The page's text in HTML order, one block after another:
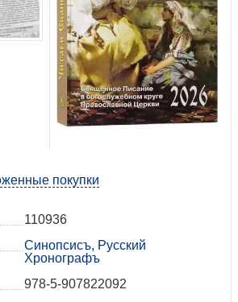
покупки
110936
Синопсисъ, Русский
Хронографъ
978-5-907822092